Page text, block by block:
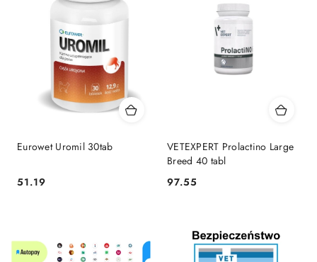
Eurowet Uromil 30tab
Cena:
51.19
VETEXPERT Prolactino Large
Breed 40 tabl
Cena:
97.55